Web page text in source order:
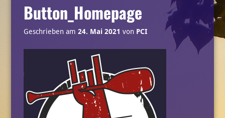
Button_Homepage
Geschrieben am 24. Mai 2021 von PCI